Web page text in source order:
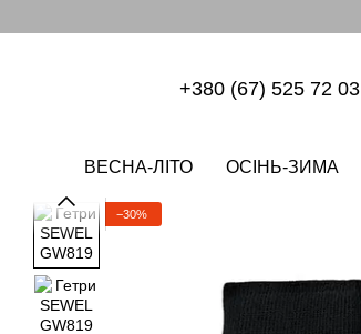
+380 (67) 525 72 03
ВЕСНА-ЛІТО ОСІНЬ-ЗИМА
−30%